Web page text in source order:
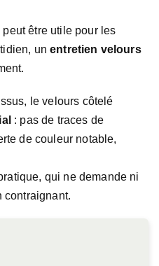
être utile pour les
unentretien velours
le velours côtelé
: pas de traces de
de couleur notable,
qui ne demande ni
contraignant.